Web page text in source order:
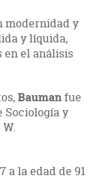
modernidad y
y líquida,
en el análisis
Baumanfue
Sociología y
a la edad de 91